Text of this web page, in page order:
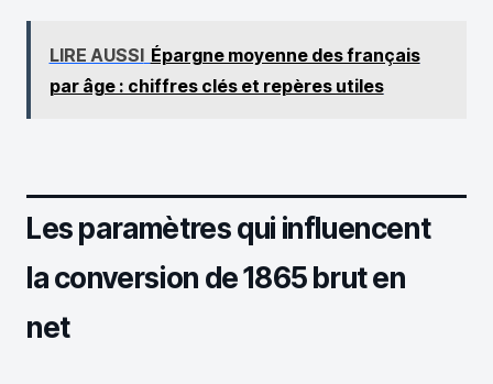
LIRE AUSSI Épargne moyenne des français
par âge : chiffres clés et repères utiles
Les paramètres qui influencent
la conversion de 1865 brut en
net